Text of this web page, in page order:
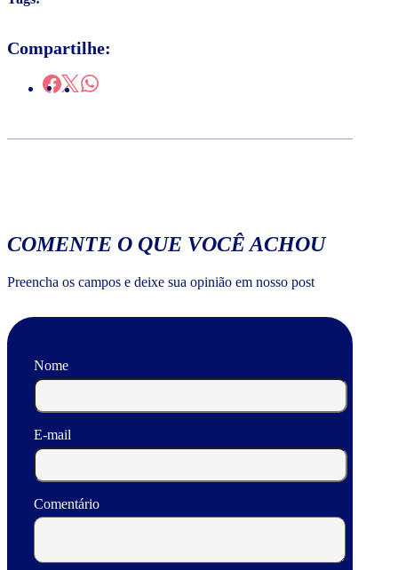
Compartilhe:
COMENTE O QUE VOCÊ ACHOU
Preencha os campos e deixe sua opinião em nosso post
Nome
E-mail
Comentário